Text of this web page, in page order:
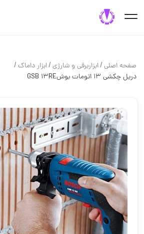
صفحه اصلی/ابزاربرقی و شارژی/ابزار داماک/
دریل چکشی ۱۳ اتومات بوشGSB 13RE